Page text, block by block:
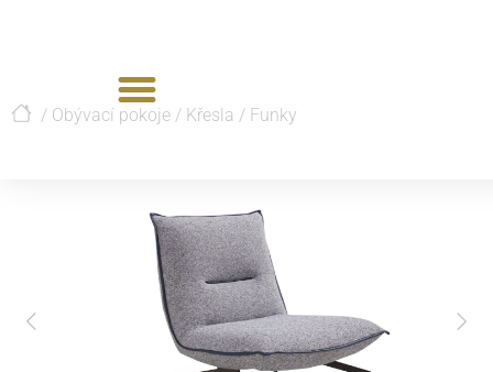
/ Obývací pokoje / Křesla / Funky